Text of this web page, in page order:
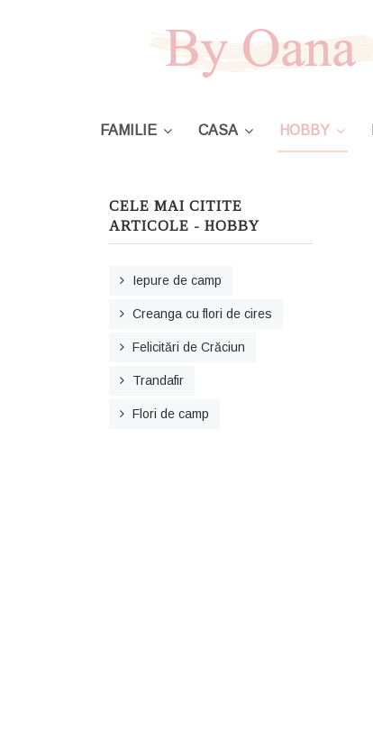
FAMILIE CASA HOBBY
CELE MAI CITITE
ARTICOLE - HOBBY
Iepure de camp
Creanga cu flori de cires
Felicitări de Crăciun
Trandafir
Flori de camp